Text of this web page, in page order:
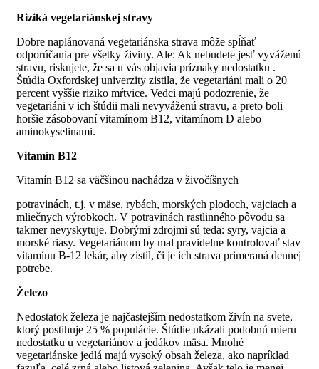
Riziká vegetariánskej stravy
Dobre naplánovaná vegetariánska strava môže spĺňať
odporúčania pre všetky živiny. Ale: Ak nebudete jesť vyváženú
stravu, riskujete, že sa u vás objavia príznaky nedostatku .
Štúdia Oxfordskej univerzity zistila, že vegetariáni mali o 20
percent vyššie riziko mŕtvice. Vedci majú podozrenie, že
vegetariáni v ich štúdii mali nevyváženú stravu, a preto boli
horšie zásobovaní vitamínom B12, vitamínom D alebo
aminokyselinami.
Vitamín B12
Vitamín B12 sa väčšinou nachádza v živočíšnych
potravinách, t.j. v mäse, rybách, morských plodoch, vajciach a
mliečnych výrobkoch. V potravinách rastlinného pôvodu sa
takmer nevyskytuje. Dobrými zdrojmi sú teda: syry, vajcia a
morské riasy. Vegetariánom by mal pravidelne kontrolovať stav
vitamínu B-12 lekár, aby zistil, či je ich strava primeraná dennej
potrebe.
Železo
Nedostatok železa je najčastejším nedostatkom živín na svete,
ktorý postihuje 25 % populácie. Štúdie ukázali podobnú mieru
nedostatku u vegetariánov a jedákov mäsa. Mnohé
vegetariánske jedlá majú vysoký obsah železa, ako napríklad